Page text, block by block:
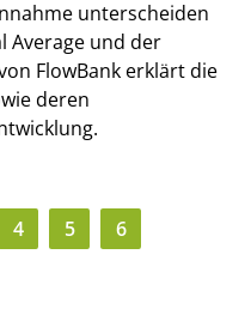
unterscheiden
Average und der
FlowBank erklärt die
deren
4 5
6